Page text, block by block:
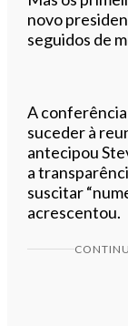
novo
seguidos de
A conferência
suceder à
antecipou
a
suscitar
acrescentou.